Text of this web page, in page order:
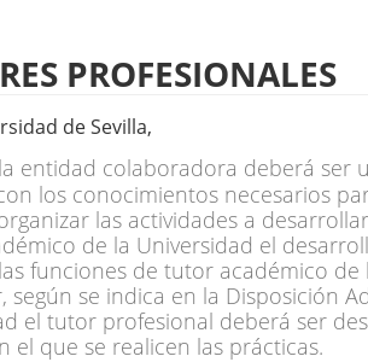
PROFESIONALES
de Sevilla,
entidad colaboradora deberá ser
los conocimientos necesarios
las actividades a
de la Universidad el
funciones de tutor académico
se indica en la Disposición
el tutor profesional deberá ser
el que se realicen las prácticas.